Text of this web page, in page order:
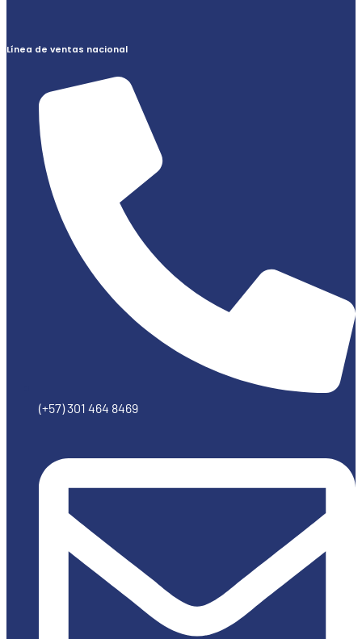
Línea de ventas nacional
(+57) 301 464 8469